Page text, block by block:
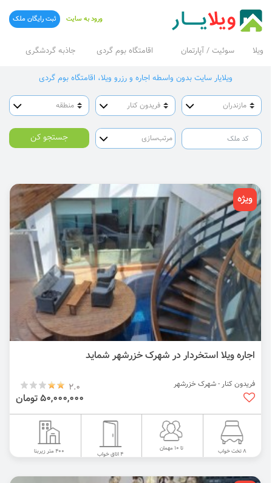
ویلا سوئیت / آپارتمان اقامتگاه بوم گردی جاذبه گردشگری
ورود به سایت ثبت رایگان ملک
ویلایار سایت بدون واسطه اجاره و رزرو ویلا، اقامتگاه بوم گردی
جستجو کن
ویژه
اجاره ویلا استخردار در شهرک خزرشهر شماید
فریدون کنار - شهرک خزرشهر 2.0
50,000,000 تومان
8 تخت خواب تا 10 مهمان
4 اتاق خواب 400 متر زیربنا